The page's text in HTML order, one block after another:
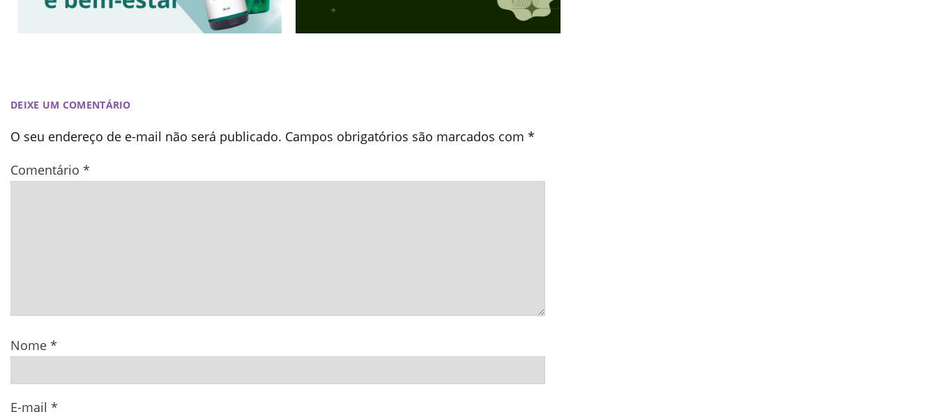
DEIXE UM COMENTÁRIO
O seu endereço de e-mail não será publicado. Campos obrigatórios são marcados com *
Comentário *
Nome *
E-mail *